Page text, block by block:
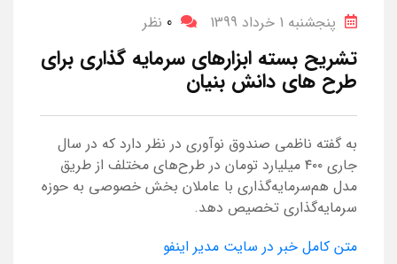
پنجشنبه 1 خرداد 1399 0 نظر
تشریح بسته ابزارهای سرمایه گذاری برای
طرح های دانش بنیان
به گفته ناظمی صندوق نوآوری در نظر دارد که در سال
جاری ۴۰۰ میلیارد تومان در طرح‌های مختلف از طریق
مدل هم‌سرمایه‌گذاری با عاملان بخش خصوصی به حوزه
سرمایه‌گذاری تخصیص دهد.
متن کامل خبر در سایت مدیر اینفو